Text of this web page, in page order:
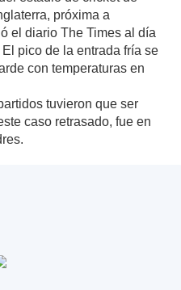
próxima a
el diario The Times al día
pico de la entrada fría se
con temperaturas en
tuvieron que ser
caso retrasado, fue en